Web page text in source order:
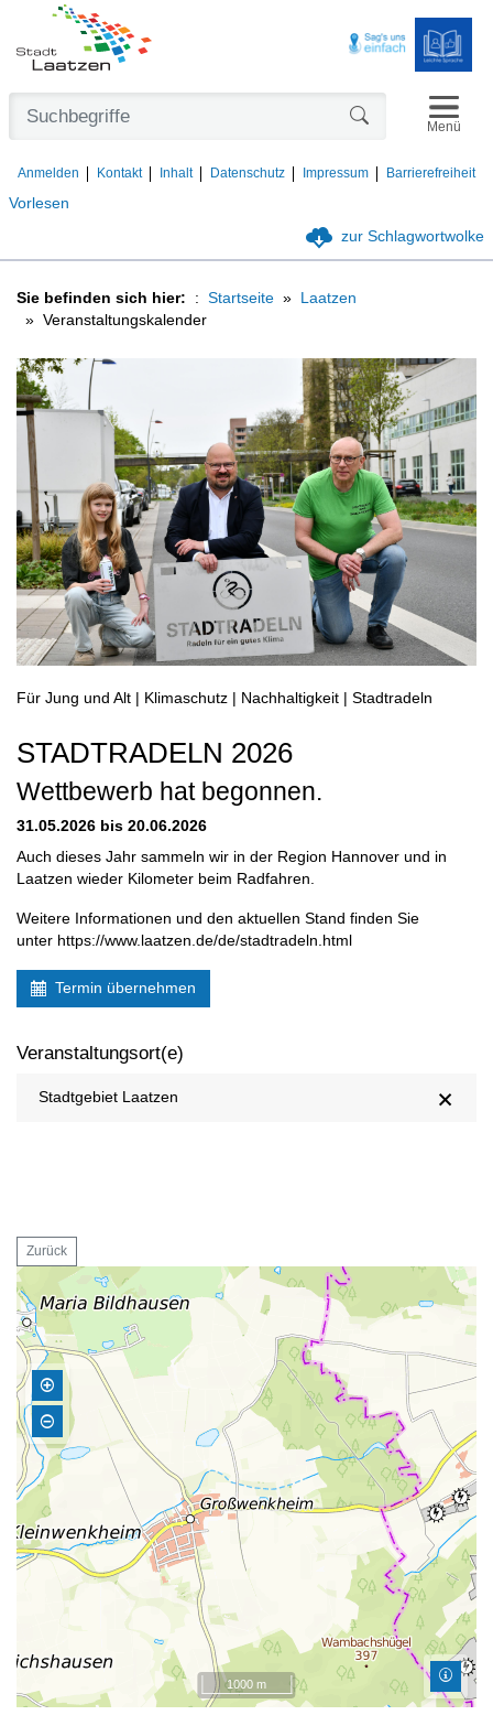
Vorlesen
Anmelden Kontakt Inhalt Datenschutz Impressum Barrierefreiheit
Menü
zur Schlagwortwolke
Sie befinden sich hier: Startseite
Laatzen
Veranstaltungskalender
Für Jung und Alt | Klimaschutz | Nachhaltigkeit | Stadtradeln
STADTRADELN 2026
Wettbewerb hat begonnen.
31.05.2026 bis 20.06.2026
Auch dieses Jahr sammeln wir in der Region Hannover und in
Laatzen wieder Kilometer beim Radfahren.
Weitere Informationen und den aktuellen Stand finden Sie
unter https://www.laatzen.de/de/stadtradeln.html
Termin übernehmen
Veranstaltungsort(e)
Stadtgebiet Laatzen
Zurück
1000 m